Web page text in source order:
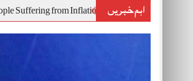
اہم خبریں
of People Suffering from Inflation and Economic